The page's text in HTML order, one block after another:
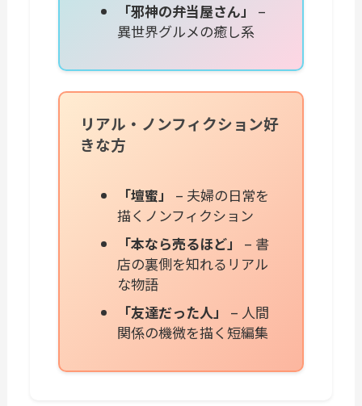
「邪神の弁当屋さん」
–
異世界グルメの癒し系
リアル・ノンフィクション好
きな方
「壇蜜」
– 夫婦の日常を
描くノンフィクション
「本なら売るほど」
– 書
店の裏側を知れるリアル
な物語
「友達だった人」
– 人間
関係の機微を描く短編集